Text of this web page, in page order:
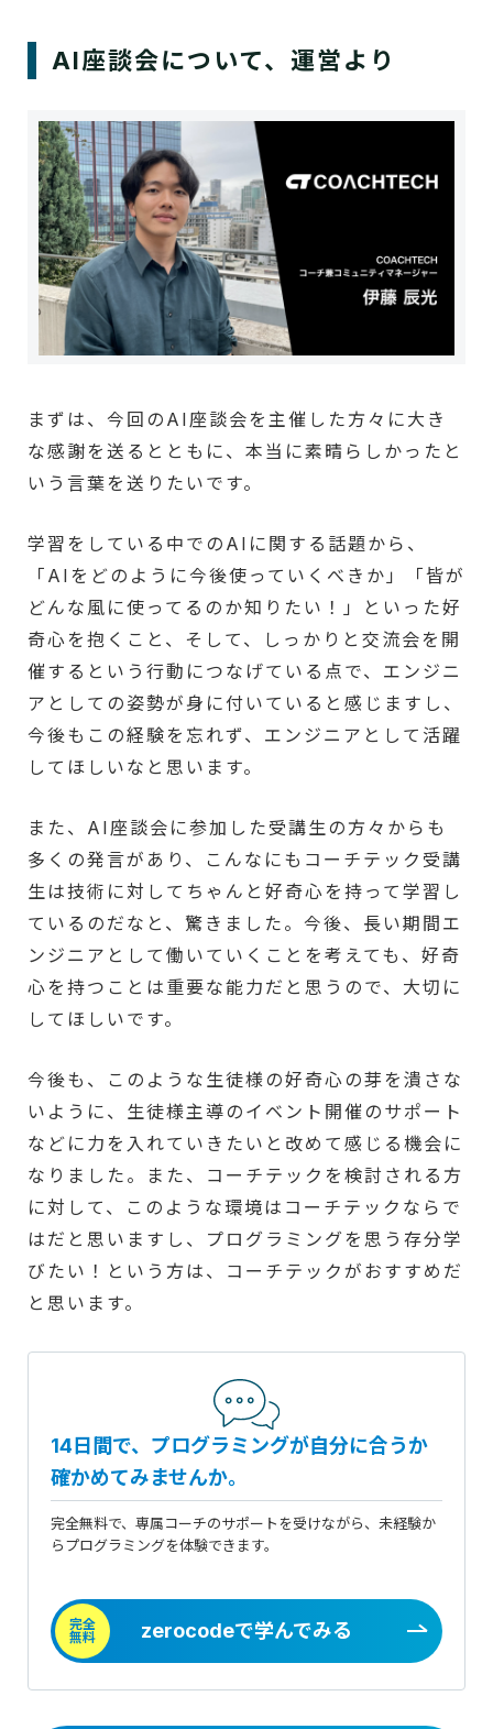
AI座談会について、運営より
まずは、今回のAI座談会を主催した方々に大き
な感謝を送るとともに、本当に素晴らしかったと
いう言葉を送りたいです。
学習をしている中でのAIに関する話題から、
「AIをどのように今後使っていくべきか」「皆が
どんな風に使ってるのか知りたい！」といった好
奇心を抱くこと、そして、しっかりと交流会を開
催するという行動につなげている点で、エンジニ
アとしての姿勢が身に付いていると感じますし、
今後もこの経験を忘れず、エンジニアとして活躍
してほしいなと思います。
また、AI座談会に参加した受講生の方々からも
多くの発言があり、こんなにもコーチテック受講
生は技術に対してちゃんと好奇心を持って学習し
ているのだなと、驚きました。今後、長い期間エ
ンジニアとして働いていくことを考えても、好奇
心を持つことは重要な能力だと思うので、大切に
してほしいです。
今後も、このような生徒様の好奇心の芽を潰さな
いように、生徒様主導のイベント開催のサポート
などに力を入れていきたいと改めて感じる機会に
なりました。また、コーチテックを検討される方
に対して、このような環境はコーチテックならで
はだと思いますし、プログラミングを思う存分学
びたい！という方は、コーチテックがおすすめだ
と思います。
14日間で、プログラミングが自分に合うか
確かめてみませんか。
完全無料で、専属コーチのサポートを受けながら、未経験か
らプログラミングを体験できます。
完全
無料
zerocodeで学んでみる